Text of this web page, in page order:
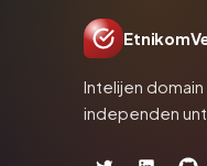
Intelijen
independen